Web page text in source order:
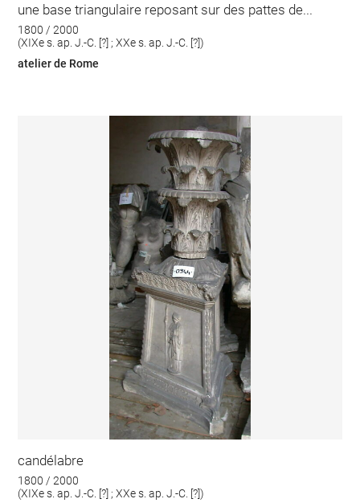
une base triangulaire reposant sur des pattes de...
1800 / 2000
(XIXe s. ap. J.-C. [?] ; XXe s. ap. J.-C. [?])
atelier de Rome
candélabre
1800 / 2000
(XIXe s. ap. J.-C. [?] ; XXe s. ap. J.-C. [?])